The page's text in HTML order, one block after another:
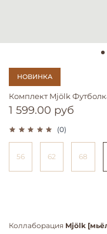
НОВИНКА
(0)
Комплект Mjölk
1 599.00 руб
56 62 68
Коллаборация Mjölk